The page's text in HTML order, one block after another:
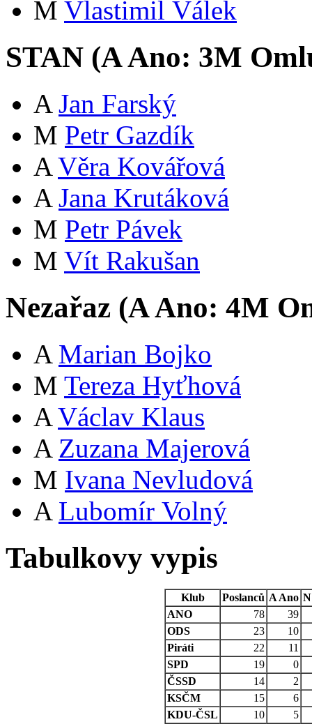
M Vlastimil Válek
STAN (AAno: 3M
A Jan Farský
M Petr Gazdík
A Věra Kovářová
A Jana Krutáková
M Petr Pávek
M Vít Rakušan
Nezařaz (AAno: 4M
A Marian Bojko
M Tereza Hyťhová
A Václav Klaus
A Zuzana Majerová
M Ivana Nevludová
A Lubomír Volný
Tabulkovy vypis
Klub Poslanců A Ano N
ANO
78
39
ODS
23
10
Piráti
22
11
SPD
19
0
ČSSD
14
2
KSČM
15
6
KDU-ČSL
10
5